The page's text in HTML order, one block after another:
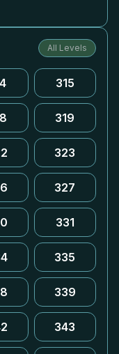
All Levels
315
319
323
327
331
335
339
343